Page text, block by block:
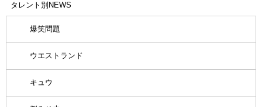
タレント別NEWS
爆笑問題
ウエストランド
キュウ